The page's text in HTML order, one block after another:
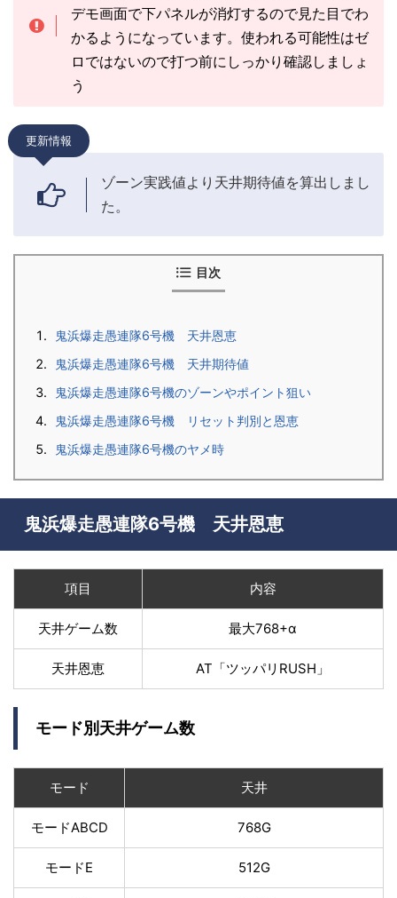
デモ画面で下パネルが消灯するので見た目でわ
かるようになっています。使われる可能性はゼ
ロではないので打つ前にしっかり確認しましょ
う
更新情報
ゾーン実践値より天井期待値を算出しまし
た。
目次
鬼浜爆走愚連隊6号機 天井恩恵
鬼浜爆走愚連隊6号機 天井期待値
鬼浜爆走愚連隊6号機のゾーンやポイント狙い
鬼浜爆走愚連隊6号機 リセット判別と恩恵
鬼浜爆走愚連隊6号機のヤメ時
鬼浜爆走愚連隊6号機 天井恩恵
項目 内容
天井ゲーム数 最大768+α
天井恩恵 AT「ツッパリRUSH」
モード別天井ゲーム数
モード 天井
モードABCD 768G
モードE 512G